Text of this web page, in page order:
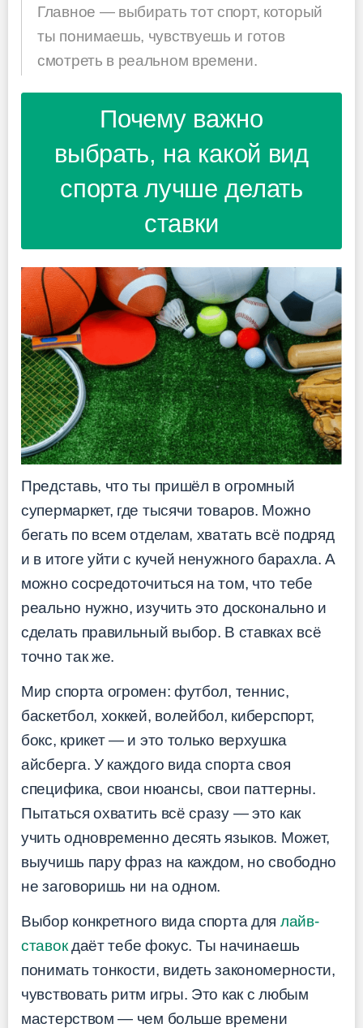
Главное — выбирать тот спорт, который
ты понимаешь, чувствуешь и готов
смотреть в реальном времени.
Почему важно
выбрать, на какой вид
спорта лучше делать
ставки
Представь, что ты пришёл в огромный
супермаркет, где тысячи товаров. Можно
бегать по всем отделам, хватать всё подряд
и в итоге уйти с кучей ненужного барахла. А
можно сосредоточиться на том, что тебе
реально нужно, изучить это досконально и
сделать правильный выбор. В ставках всё
точно так же.
Мир спорта огромен: футбол, теннис,
баскетбол, хоккей, волейбол, киберспорт,
бокс, крикет — и это только верхушка
айсберга. У каждого вида спорта своя
специфика, свои нюансы, свои паттерны.
Пытаться охватить всё сразу — это как
учить одновременно десять языков. Может,
выучишь пару фраз на каждом, но свободно
не заговоришь ни на одном.
Выбор конкретного вида спорта для лайв-
ставокдаёт тебе фокус. Ты начинаешь
понимать тонкости, видеть закономерности,
чувствовать ритм игры. Это как с любым
мастерством — чем больше времени